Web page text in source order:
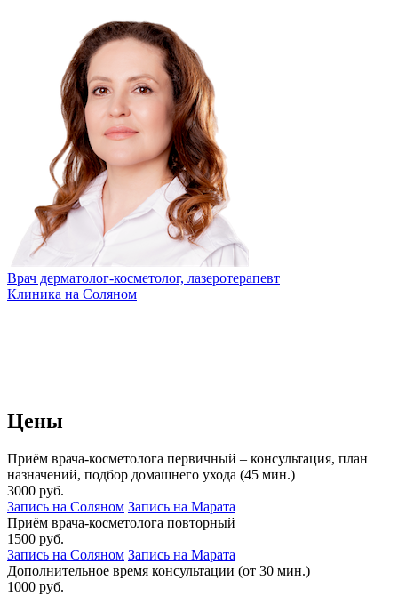
Врач дерматолог-косметолог, лазеротерапевт
Клиника на Соляном
Цены
Приём врача-косметолога первичный – консультация, план
назначений, подбор домашнего ухода (45 мин.)
3000 руб.
Запись на Соляном Запись на Марата
Приём врача-косметолога повторный
1500 руб.
Запись на Соляном Запись на Марата
Дополнительное время консультации (от 30 мин.)
1000 руб.